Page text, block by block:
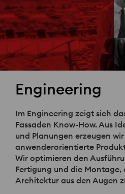
Engineering
Im Engineering zeigt sich
Fassaden Know-How. Aus
und Planungen erzeugen
anwenderorientierte
Wir optimieren den
Fertigung und die Montage,
Architektur aus den Augen